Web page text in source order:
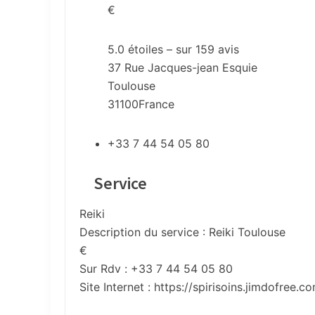
€
5.0 étoiles – sur 159 avis
37 Rue Jacques-jean Esquie
Toulouse
31100France
+33 7 44 54 05 80
Service
Reiki
Description du service : Reiki Toulouse
€
Sur Rdv : +33 7 44 54 05 80
Site Internet : https://